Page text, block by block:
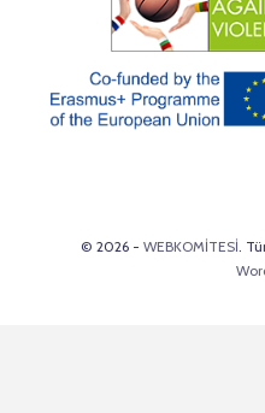
© 2026 - WEBKOMİTESİ .